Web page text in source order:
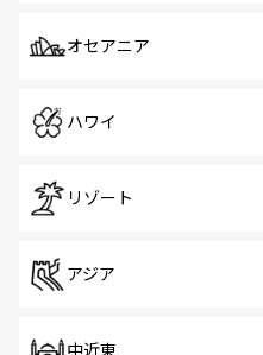
オセアニア
ハワイ
リゾート
アジア
中近東